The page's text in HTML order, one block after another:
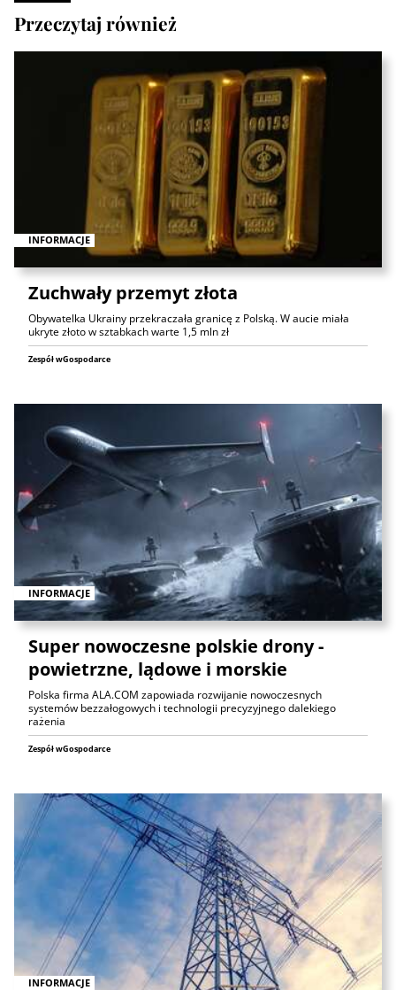
Przeczytaj również
INFORMACJE
Zuchwały przemyt złota
Obywatelka Ukrainy przekraczała granicę z Polską. W aucie miała
ukryte złoto w sztabkach warte 1,5 mln zł
Zespół wGospodarce
INFORMACJE
Super nowoczesne polskie drony -
powietrzne, lądowe i morskie
Polska firma ALA.COM zapowiada rozwijanie nowoczesnych
systemów bezzałogowych i technologii precyzyjnego dalekiego
rażenia
Zespół wGospodarce
INFORMACJE